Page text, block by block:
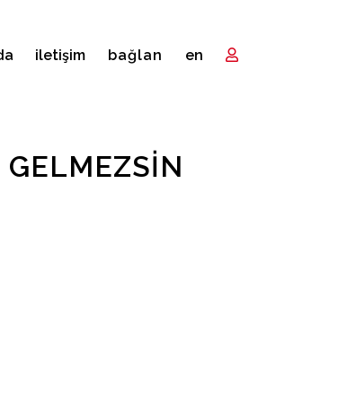
i̇letişim bağlan en